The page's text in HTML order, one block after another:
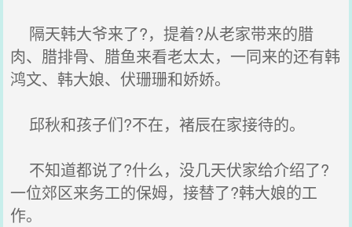
隔天韩大爷来了?，提着?从老家带来的腊
肉、腊排骨、腊鱼来看老太太，一同来的还有韩
鸿文、韩大娘、伏珊珊和娇娇。
邱秋和孩子们?不在，褚辰在家接待的。
不知道都说了?什么，没几天伏家给介绍了?
一位郊区来务工的保姆，接替了?韩大娘的工
作。